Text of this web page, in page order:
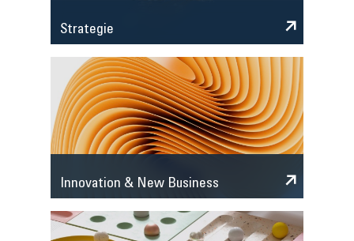
Strategie
Innovation & New Business